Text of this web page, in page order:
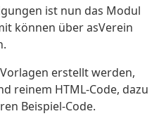
ist nun das Modul
können über asVerein
erstellt werden,
reinem HTML-Code, dazu
Beispiel-Code.